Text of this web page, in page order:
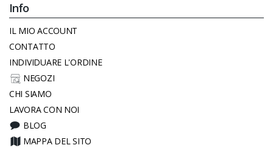
Info
IL MIO ACCOUNT
CONTATTO
INDIVIDUARE L'ORDINE
NEGOZI
CHI SIAMO
LAVORA CON NOI
BLOG
MAPPA DEL SITO